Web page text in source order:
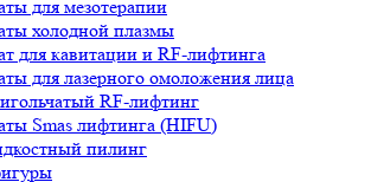
для мезотерапии
холодной плазмы
для кавитации и RF-лифтинга
для лазерного омоложения лица
RF-лифтинг
Smas лифтинга (HIFU)
пилинг